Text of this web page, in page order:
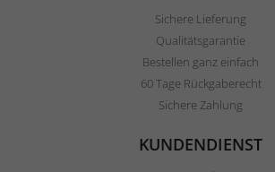
Sichere Lieferung
Qualitätsgarantie
Bestellen ganz einfach
60 Tage Rückgaberecht
Sichere Zahlung
KUNDENDIENST